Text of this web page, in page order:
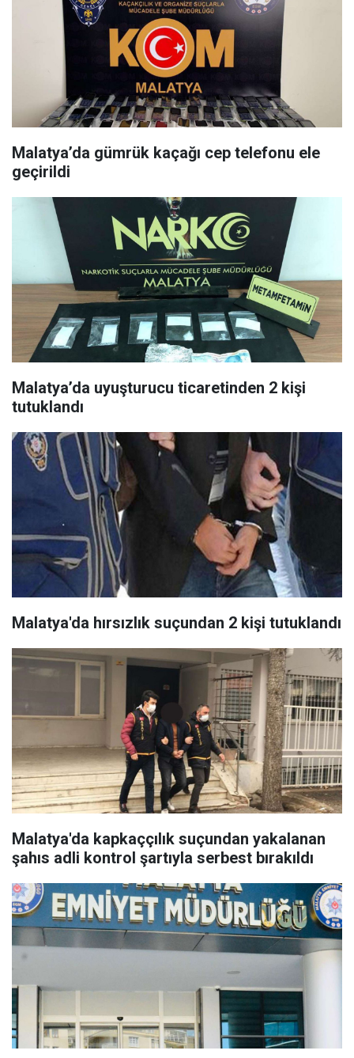
Malatya’da gümrük kaçağı cep telefonu ele
geçirildi
Malatya’da uyuşturucu ticaretinden 2 kişi
tutuklandı
Malatya'da hırsızlık suçundan 2 kişi tutuklandı
Malatya'da kapkaççılık suçundan yakalanan
şahıs adli kontrol şartıyla serbest bırakıldı